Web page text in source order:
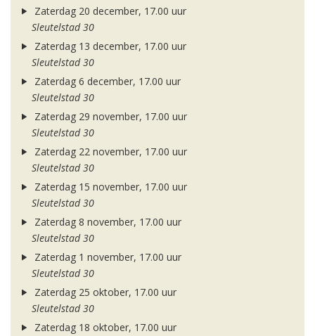
Zaterdag 20 december, 17.00 uur
Sleutelstad 30
Zaterdag 13 december, 17.00 uur
Sleutelstad 30
Zaterdag 6 december, 17.00 uur
Sleutelstad 30
Zaterdag 29 november, 17.00 uur
Sleutelstad 30
Zaterdag 22 november, 17.00 uur
Sleutelstad 30
Zaterdag 15 november, 17.00 uur
Sleutelstad 30
Zaterdag 8 november, 17.00 uur
Sleutelstad 30
Zaterdag 1 november, 17.00 uur
Sleutelstad 30
Zaterdag 25 oktober, 17.00 uur
Sleutelstad 30
Zaterdag 18 oktober, 17.00 uur